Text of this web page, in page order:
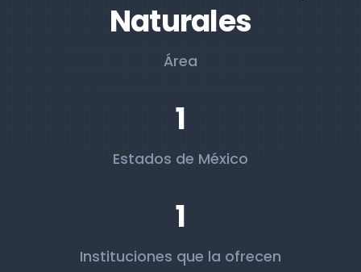
Naturales
Área
1
Estados de México
1
Instituciones que la ofrecen